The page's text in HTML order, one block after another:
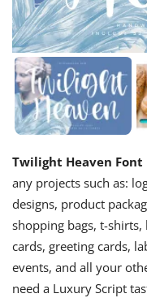
Twilight Heaven Font
any projects such as:
designs, product
shopping bags, t-
cards, greeting cards,
events, and all your
need a Luxury Script